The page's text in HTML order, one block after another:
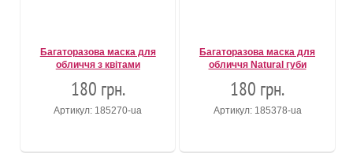
Багаторазова маска для
обличчя з квітами
180 грн.
Артикул: 185270-ua
Багаторазова маска для
обличчя Natural губи
180 грн.
Артикул: 185378-ua